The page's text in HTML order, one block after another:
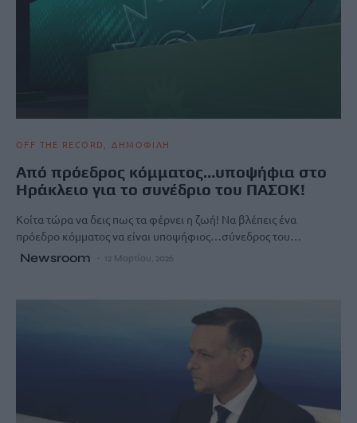
OFF THE RECORD ΔΗΜΟΦΙΛΗ
Από πρόεδρος κόμματος…υποψήφια στο
Ηράκλειο για το συνέδριο του ΠΑΣΟΚ!
Κοίτα τώρα να δεις πως τα φέρνει η ζωή! Να βλέπεις ένα
πρόεδρο κόμματος να είναι υποψήφιος…σύνεδρος του…
Newsroom 12 Μαρτίου, 2026